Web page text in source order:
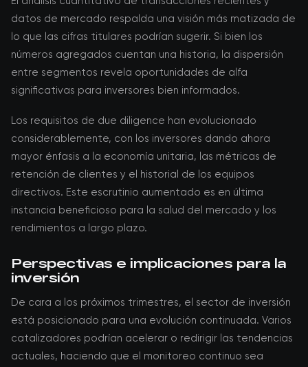
datos de mercado respalda una visión más matizada de
lo que las cifras titulares podrían sugerir. Si bien los
números agregados cuentan una historia, la dispersión
entre segmentos revela oportunidades de alfa
significativas para inversores bien informados.
Los requisitos de due diligence han evolucionado
considerablemente, con los inversores dando ahora
mayor énfasis a la economía unitaria, las métricas de
retención de clientes y el historial de los equipos
directivos. Este escrutinio aumentado es en última
instancia beneficioso para la salud del mercado y los
rendimientos a largo plazo.
Perspectivas e implicaciones para la
inversión
De cara a los próximos trimestres, el sector de inversión
está posicionado para una evolución continuada. Varios
catalizadores podrían acelerar o redirigir las tendencias
actuales, haciendo que el monitoreo continuo sea